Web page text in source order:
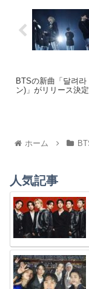
BTSの新曲「달려
ン)」がリリース決定
ホーム
人気記事